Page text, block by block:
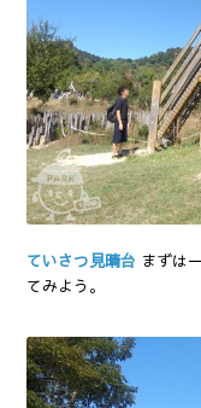
ていさつ見晴台 まずは
てみよう。